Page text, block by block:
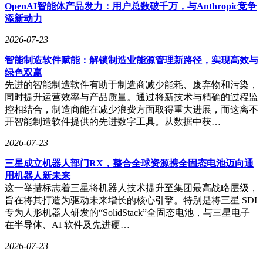
知识处理层面，U2通过三重优化构建高效知识底座：首先运
用数据精筛技术剔除重复和低质内容，完成知识点级萃取；其
次采用稀疏编码架构压缩冗余参数，将核心知识固化在更紧凑
这种处理方式使模型在保持98%知识覆盖率的同时，推理能耗
降低35%，特别适合需要持续稳定输出的企业级应用场景。
针对真实工作流的特性，U2开发了Agent-Harness协同训练体
系。该系统将模型原生Agent能力与任务执行框架进行深度耦
合，通过闭环训练实现双向优化：一方面，执行框架根据模型
执行轨迹反哺模型，强化其在工具调用、过程纠错和结果验收
等环节的能力。这种设计使U2在复杂办公场景中展现出独特
的优势，能够自主完成包含100+步骤的工作流，在需求理
解、环境交互、结果验收等环节形成完整闭环。
在核心能力构建上，U2重点强化了三大维度：推理能力方
动态平衡资源约束与路径选择；代码能力方面，突破传统代码
OpenAI智能体产品发力：用户总数破千万，与Anthropic竞争
添新动力
2026-07-23
智能制造软件赋能：解锁制造业能源管理新路径，实现高效与
绿色双赢
先进的智能制造软件有助于制造商减少能耗、废弃物和污染，
同时提升运营效率与产品质量。通过将新技术与精确的过程监
控相结合，制造商能在减少浪费方面取得重大进展，而这离不
开智能制造软件提供的先进数字工具。从数据中获…
2026-07-23
三星成立机器人部门RX，整合全球资源携全固态电池迈向通
用机器人新未来
这一举措标志着三星将机器人技术提升至集团最高战略层级，
旨在将其打造为驱动未来增长的核心引擎。特别是将三星 SDI
专为人形机器人研发的“SolidStack”全固态电池，与三星电子
在半导体、AI 软件及先进硬…
2026-07-23